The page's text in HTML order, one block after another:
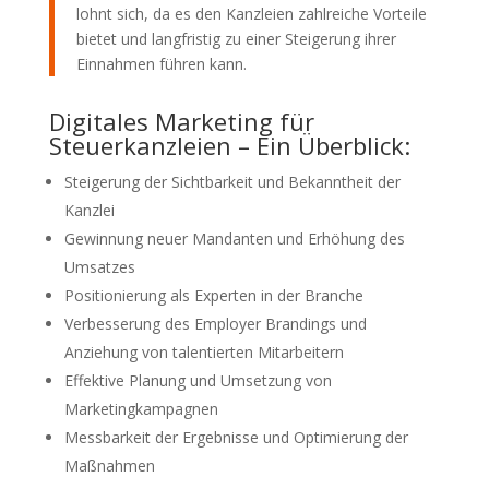
lohnt sich, da es den Kanzleien zahlreiche Vorteile
bietet und langfristig zu einer Steigerung ihrer
Einnahmen führen kann.
Digitales Marketing für
Steuerkanzleien – Ein Überblick:
Steigerung der Sichtbarkeit und Bekanntheit der
Kanzlei
Gewinnung neuer Mandanten und Erhöhung des
Umsatzes
Positionierung als Experten in der Branche
Verbesserung des Employer Brandings und
Anziehung von talentierten Mitarbeitern
Effektive Planung und Umsetzung von
Marketingkampagnen
Messbarkeit der Ergebnisse und Optimierung der
Maßnahmen